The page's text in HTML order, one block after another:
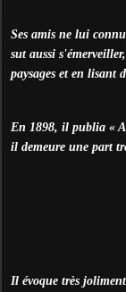
Ses amis ne lui
sut aussi
paysages et en lisant
En 1898, il publia «
il demeure une part
Il évoque très